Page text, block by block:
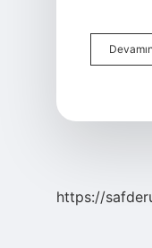
https://